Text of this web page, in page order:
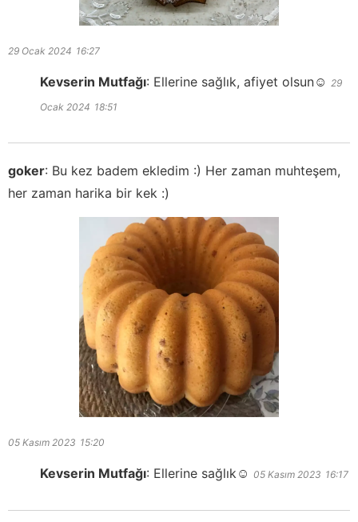
29 Ocak 2024 16:27
Kevserin Mutfağı: Ellerine sağlık, afiyet olsun☺️ 29
Ocak 2024 18:51
goker: Bu kez badem ekledim :) Her zaman muhteşem,
her zaman harika bir kek :)
05 Kasım 2023 15:20
Kevserin Mutfağı: Ellerine sağlık☺️ 05 Kasım 2023 16:17